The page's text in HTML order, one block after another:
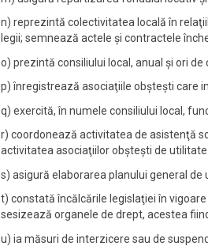
n) reprezintă colectivitatea locală în
legii; semnează actele şi contractele
o) prezintă consiliului local, anual şi ori
p) înregistrează asociaţiile obşteşti care
q) exercită, în numele consiliului local,
r) coordonează activitatea de asistenţă
activitatea asociaţiilor obşteşti de
s) asigură elaborarea planului general
t) constată încălcările legislaţiei în
sesizează organele de drept, acestea
u) ia măsuri de interzicere sau de